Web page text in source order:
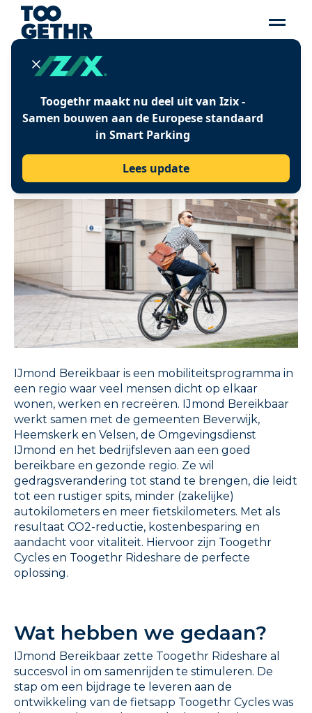
Toogethr maakt nu deel uit van Izix -
Samen bouwen aan de Europese standaard
in Smart Parking
Lees update
IJMOND BEREIKBAAR
IJmond Bereikbaar is een mobiliteitsprogramma in
een regio waar veel mensen dicht op elkaar
wonen, werken en recreëren. IJmond Bereikbaar
werkt samen met de gemeenten Beverwijk,
Heemskerk en Velsen, de Omgevingsdienst
IJmond en het bedrijfsleven aan een goed
bereikbare en gezonde regio. Ze wil
gedragsverandering tot stand te brengen, die leidt
tot een rustiger spits, minder (zakelijke)
autokilometers en meer fietskilometers. Met als
resultaat CO2-reductie, kostenbesparing en
aandacht voor vitaliteit. Hiervoor zijn Toogethr
Cycles en Toogethr Rideshare de perfecte
oplossing.
Wat hebben we gedaan?
IJmond Bereikbaar zette Toogethr Rideshare al
succesvol in om samenrijden te stimuleren. De
stap om een bijdrage te leveren aan de
ontwikkeling van de fietsapp Toogethr Cycles was